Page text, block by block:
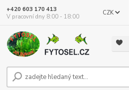
CZK
+420 603 170 413
V pracovní dny 8:00 - 18:00